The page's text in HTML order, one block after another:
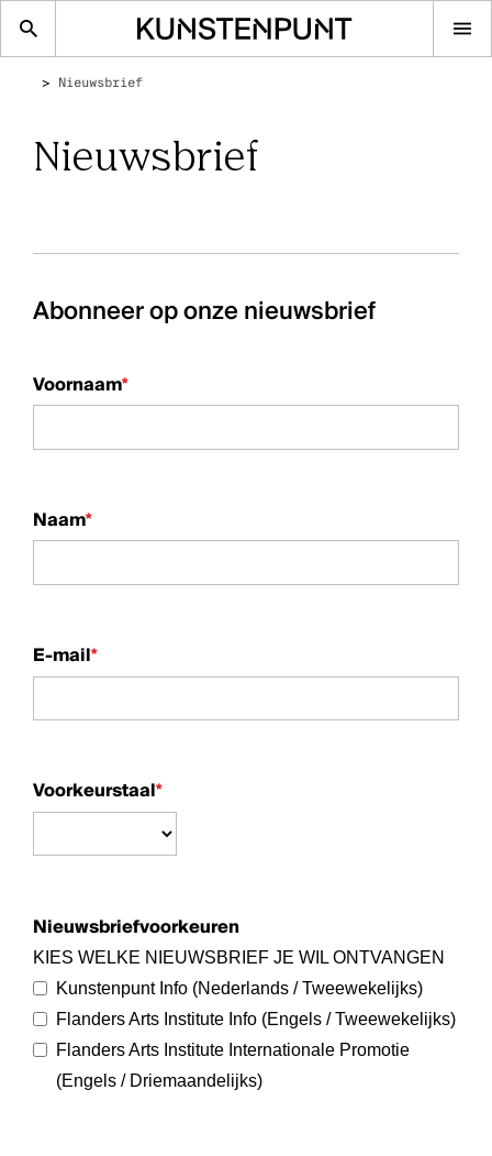
Nieuwsbrief
Nieuwsbrief
Abonneer op onze nieuwsbrief
Voornaam*
Naam*
E-mail*
Voorkeurstaal*
Nieuwsbriefvoorkeuren
KIES WELKE NIEUWSBRIEF JE WIL ONTVANGEN
Kunstenpunt Info (Nederlands / Tweewekelijks)
Flanders Arts Institute Info (Engels / Tweewekelijks)
Flanders Arts Institute Internationale Promotie
(Engels / Driemaandelijks)